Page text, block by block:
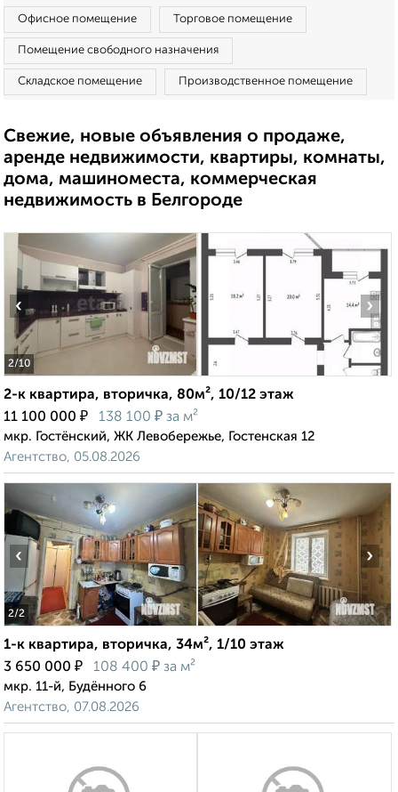
Офисное помещение Торговое помещение
Помещение свободного назначения
Складское помещение Производственное помещение
Свежие, новые объявления о продаже,
аренде недвижимости, квартиры, комнаты,
дома, машиноместа, коммерческая
недвижимость в Белгороде
2/10
‹ ›
2-к квартира, вторичка, 80м², 10/12 этаж
11 100 000 ₽ 138 100 ₽ за м²
мкр. Гостёнский, ЖК Левобережье, Гостенская 12
Агентство, 05.08.2026
2/2
‹ ›
1-к квартира, вторичка, 34м², 1/10 этаж
3 650 000 ₽ 108 400 ₽ за м²
мкр. 11-й, Будённого 6
Агентство, 07.08.2026